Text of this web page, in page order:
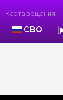
Карта вещания
СВО